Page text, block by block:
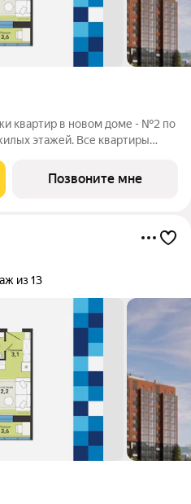
квартир в новом доме - №2 по
этажей. Все квартиры
В квартирографии,
Позвоните мне
из 13